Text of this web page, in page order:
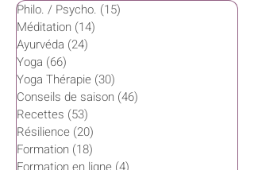
Philo. / Psycho. (15)
Méditation (14)
Ayurvéda (24)
Yoga (66)
Yoga Thérapie (30)
Conseils de saison (46)
Recettes (53)
Résilience (20)
Formation (18)